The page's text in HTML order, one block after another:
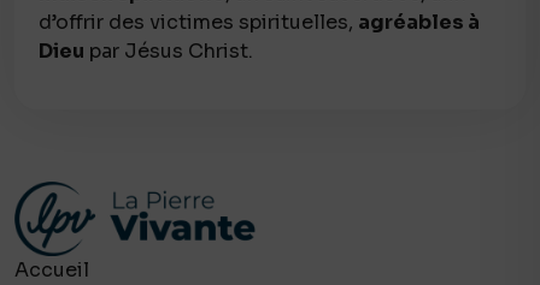
d’offrir des victimes spirituelles, agréables à
Dieu par Jésus Christ.
Accueil